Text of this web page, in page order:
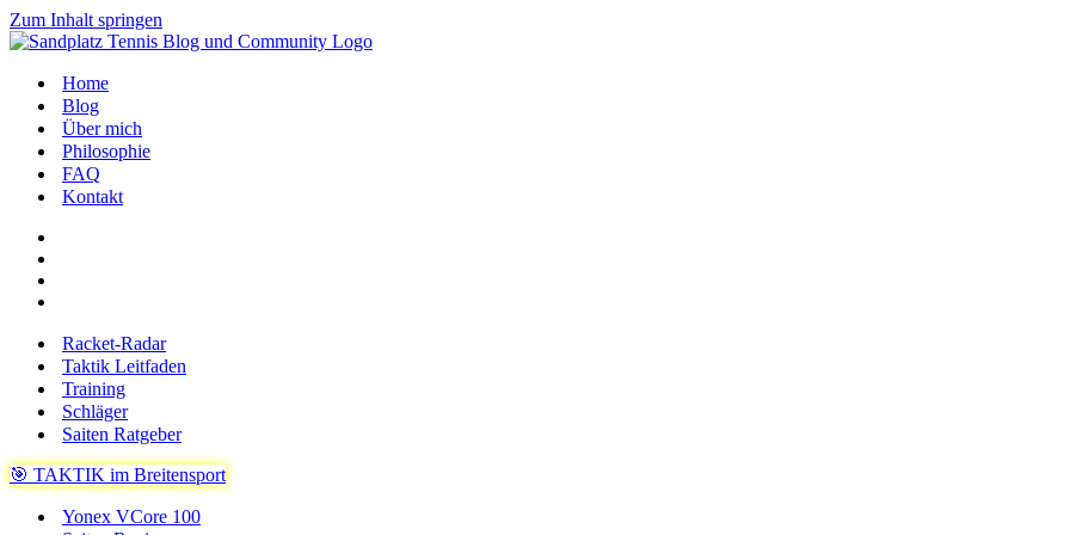
Zum Inhalt springen
Home
Blog
Über mich
Philosophie
FAQ
Kontakt
Racket-Radar
Taktik Leitfaden
Training
Schläger
Saiten Ratgeber
🎯 TAKTIK im Breitensport
Yonex VCore 100